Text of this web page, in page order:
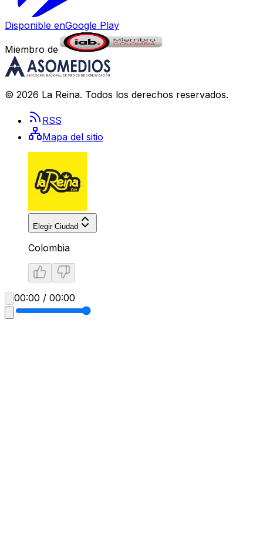
Disponible enGoogle Play
Miembro de
© 2026 La Reina. Todos los derechos reservados.
RSS
Mapa del sitio
Elegir Ciudad
Colombia
00:00 / 00:00